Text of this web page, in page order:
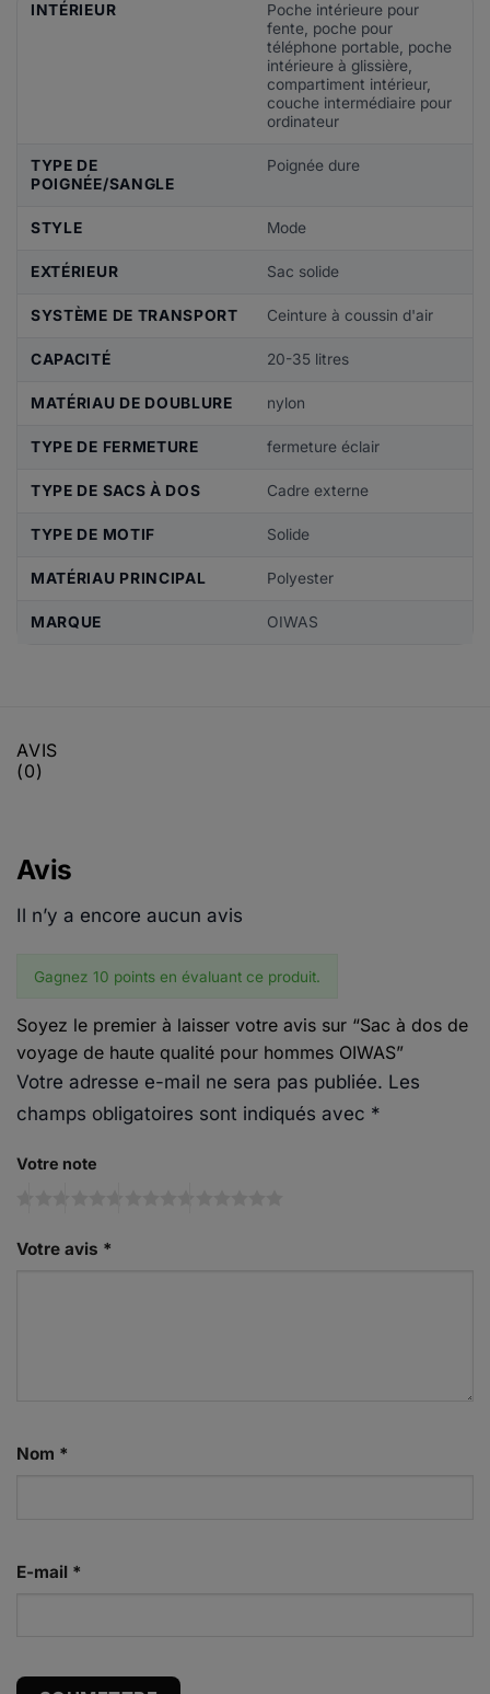
INTÉRIEUR
Poche intérieure pour
fente, poche pour
téléphone portable, poche
intérieure à glissière,
compartiment intérieur,
couche intermédiaire pour
ordinateur
TYPE DE
POIGNÉE/SANGLE
Poignée dure
STYLE Mode
EXTÉRIEUR Sac solide
SYSTÈME DE TRANSPORT Ceinture à coussin d'air
CAPACITÉ 20-35 litres
MATÉRIAU DE DOUBLURE nylon
TYPE DE FERMETURE fermeture éclair
TYPE DE SACS À DOS Cadre externe
TYPE DE MOTIF Solide
MATÉRIAU PRINCIPAL Polyester
MARQUE OIWAS
AVIS
(0)
Avis
Il n’y a encore aucun avis
Gagnez 10 points en évaluant ce produit.
Soyez le premier à laisser votre avis sur “Sac à dos de
voyage de haute qualité pour hommes OIWAS”
Votre adresse e-mail ne sera pas publiée. Les
champs obligatoires sont indiqués avec *
Votre note
Votre avis *
Nom *
E-mail *